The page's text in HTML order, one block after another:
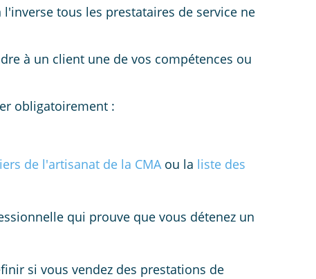
tous les prestataires de service ne
à un client une de vos compétences ou
obligatoirement :
de l'artisanat de la CMAou la liste des
qui prouve que vous détenez un
si vous vendez des prestations de